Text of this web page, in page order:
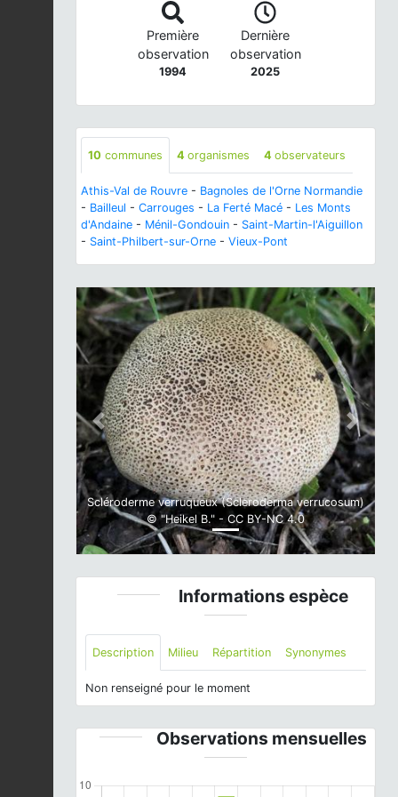
Première
observation
1994
Dernière
observation
2025
10 communes 4 organismes 4 observateurs
Athis-Val de Rouvre - Bagnoles de l'Orne Normandie
- Bailleul - Carrouges - La Ferté Macé - Les Monts
d'Andaine - Ménil-Gondouin - Saint-Martin-l'Aiguillon
- Saint-Philbert-sur-Orne - Vieux-Pont
Scléroderme verruqueux (Scleroderma verrucosum)
© "Heikel B." - CC BY-NC 4.0
Previous Next
Informations espèce
Description Milieu Répartition Synonymes
Non renseigné pour le moment
Observations mensuelles